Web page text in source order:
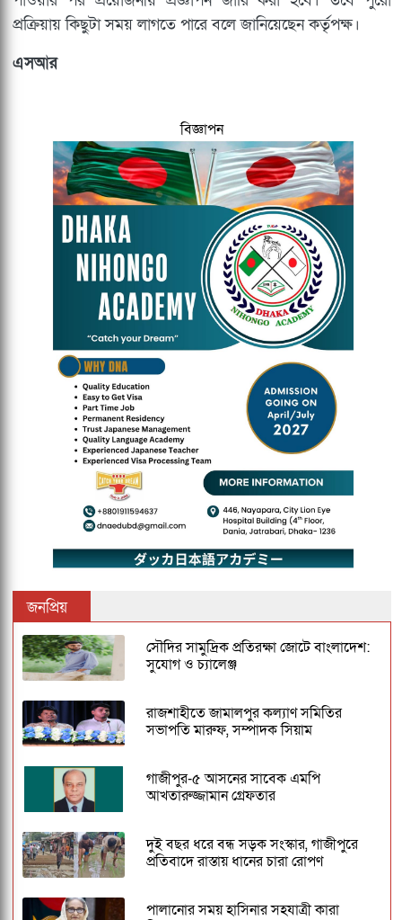
প্রক্রিয়ায় কিছুটা সময় লাগতে পারে বলে জানিয়েছেন কর্তৃপক্ষ।
এসআর
বিজ্ঞাপন
জনপ্রিয়
সৌদির সামুদ্রিক প্রতিরক্ষা জোটে বাংলাদেশ:
সুযোগ ও চ্যালেঞ্জ
রাজশাহীতে জামালপুর কল্যাণ সমিতির
সভাপতি মারুফ, সম্পাদক সিয়াম
গাজীপুর-৫ আসনের সাবেক এমপি
আখতারুজ্জামান গ্রেফতার
দুই বছর ধরে বন্ধ সড়ক সংস্কার, গাজীপুরে
প্রতিবাদে রাস্তায় ধানের চারা রোপণ
পালানোর সময় হাসিনার সহযাত্রী কারা